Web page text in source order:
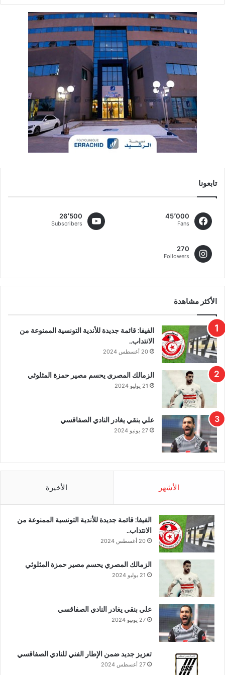
تابعونا
45٬000
Fans
26٬500
Subscribers
270
Followers
الأكثر مشاهدة
الفيفا: قائمة جديدة للأندية التونسية الممنوعة من
الانتداب..
20 أغسطس 2024
الزمالك المصري يحسم مصير حمزة المثلوثي
21 يوليو 2024
علي بنقي يغادر النادي الصفاقسي
27 يونيو 2024
الأشهر الأخيرة
الفيفا: قائمة جديدة للأندية التونسية الممنوعة من
الانتداب..
20 أغسطس 2024
الزمالك المصري يحسم مصير حمزة المثلوثي
21 يوليو 2024
علي بنقي يغادر النادي الصفاقسي
27 يونيو 2024
تعزيز جديد ضمن الإطار الفني للنادي الصفاقسي
27 أغسطس 2024